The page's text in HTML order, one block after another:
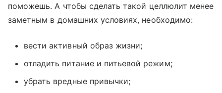
поможешь. А чтобы сделать такой целлюлит менее
заметным в домашних условиях, необходимо:
вести активный образ жизни;
отладить питание и питьевой режим;
убрать вредные привычки;